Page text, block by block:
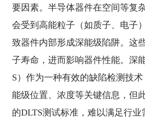
要因素。半导体器件在空间等复
会受到高能粒子（如质子、电子
致器件内部形成深能级陷阱。这
子寿命，进而影响器件性能。深
S ）作为一种有效的缺陷检测技
能级位置、浓度等关键信息，但
的DLTS测试标准，难以满足行业